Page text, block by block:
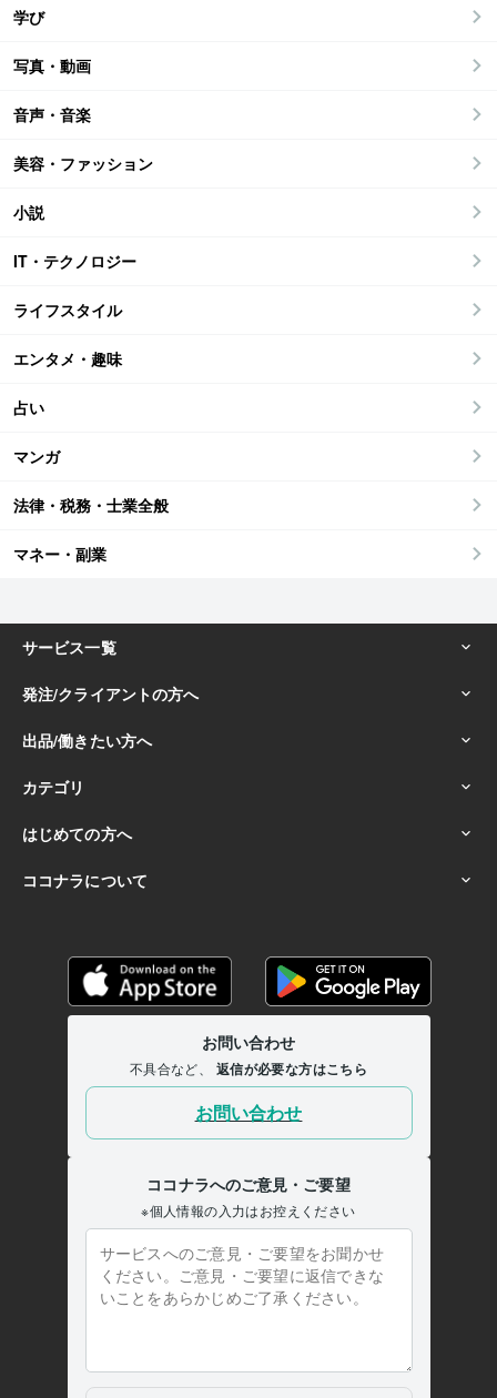
学び
写真・動画
音声・音楽
美容・ファッション
小説
IT・テクノロジー
ライフスタイル
エンタメ・趣味
占い
マンガ
法律・税務・士業全般
マネー・副業